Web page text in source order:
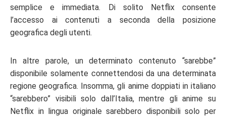
semplice e immediata. Di solito Netflix consente
l’accesso ai contenuti a seconda della posizione
geografica degli utenti.
In altre parole, un determinato contenuto “sarebbe”
disponibile solamente connettendosi da una determinata
regione geografica. Insomma, gli anime doppiati in italiano
“sarebbero” visibili solo dall’Italia, mentre glianime su
Netflix in lingua originale sarebbero disponibili solo per